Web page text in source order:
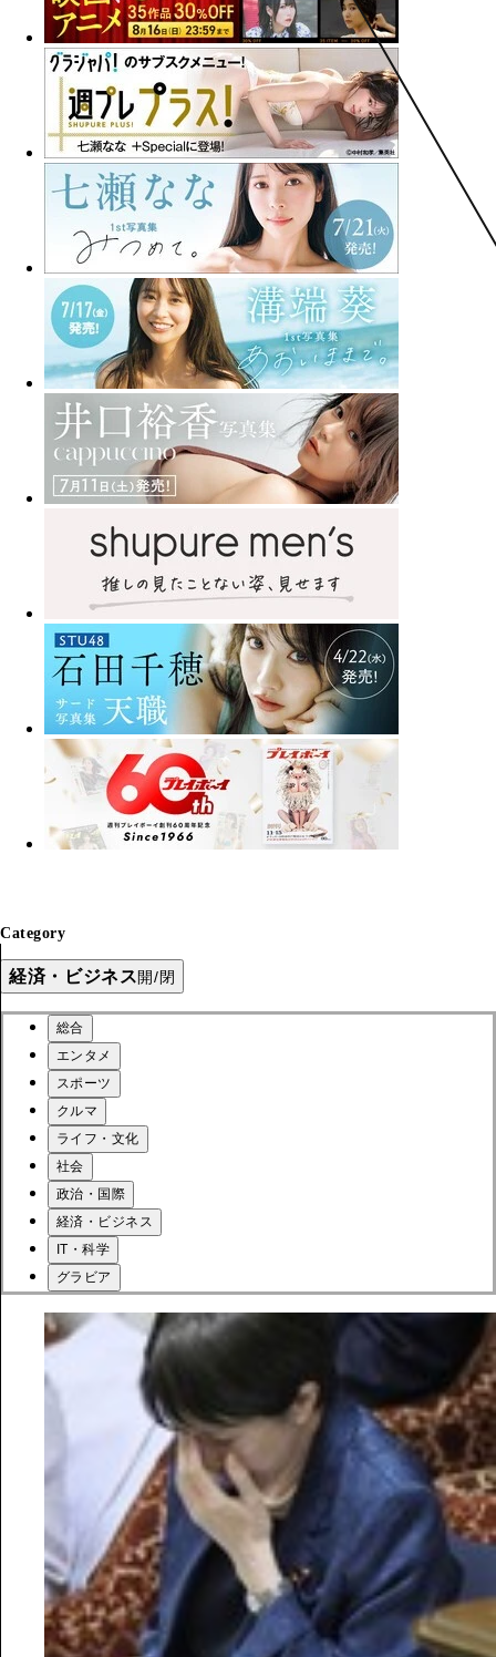
Category
経済・ビジネス開/閉
総合
エンタメ
スポーツ
クルマ
ライフ・文化
社会
政治・国際
経済・ビジネス
IT・科学
グラビア